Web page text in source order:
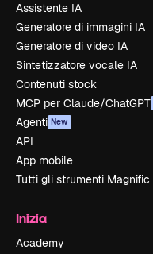
Assistente IA
Generatore di immagini IA
Generatore di video IA
Sintetizzatore vocale IA
Contenuti stock
MCP per Claude/ChatGPT
Agenti New
API
App mobile
Tutti gli strumenti Magnific
Inizia
Academy